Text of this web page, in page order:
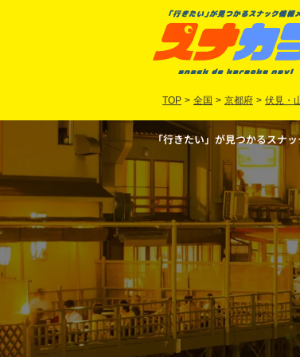
TOP > 全国 > 京都府 > 伏見・
「行きたい」が見つかるスナ